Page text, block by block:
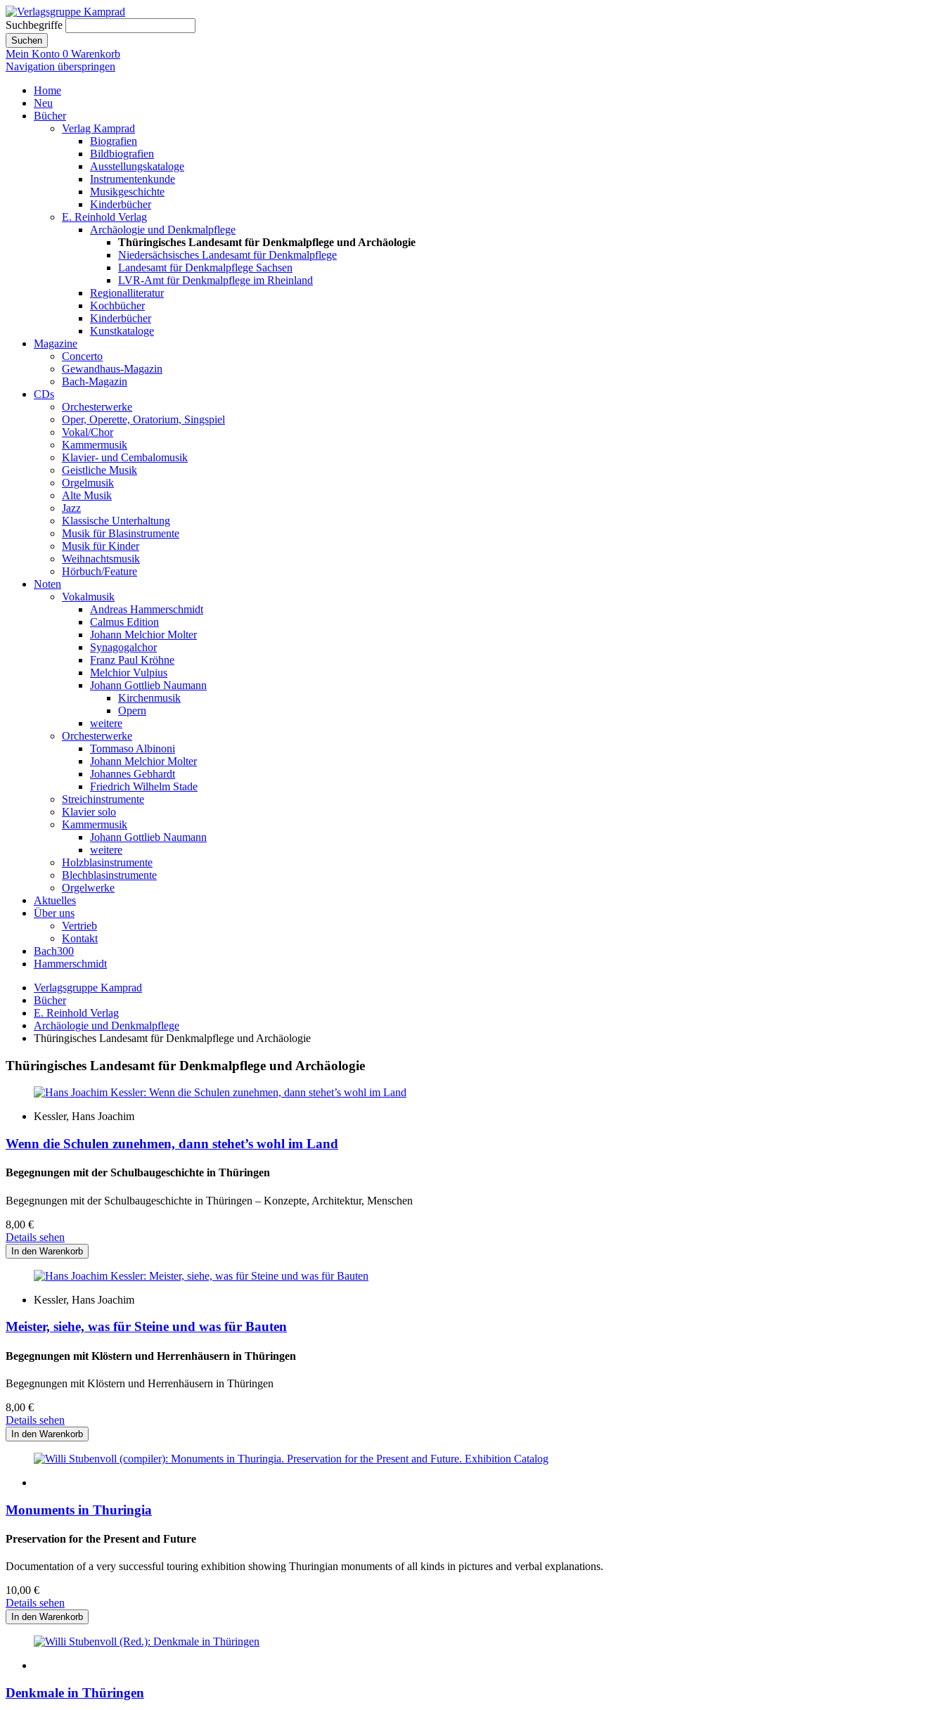
Suchbegriffe
Suchen
Mein Konto 0 Warenkorb
Navigation überspringen
Home
Neu
Bücher
Verlag Kamprad
Biografien
Bildbiografien
Ausstellungskataloge
Instrumentenkunde
Musikgeschichte
Kinderbücher
E. Reinhold Verlag
Archäologie und Denkmalpflege
Thüringisches Landesamt für Denkmalpflege und Archäologie
Niedersächsisches Landesamt für Denkmalpflege
Landesamt für Denkmalpflege Sachsen
LVR-Amt für Denkmalpflege im Rheinland
Regionalliteratur
Kochbücher
Kinderbücher
Kunstkataloge
Magazine
Concerto
Gewandhaus-Magazin
Bach-Magazin
CDs
Orchesterwerke
Oper, Operette, Oratorium, Singspiel
Vokal/Chor
Kammermusik
Klavier- und Cembalomusik
Geistliche Musik
Orgelmusik
Alte Musik
Jazz
Klassische Unterhaltung
Musik für Blasinstrumente
Musik für Kinder
Weihnachtsmusik
Hörbuch/Feature
Noten
Vokalmusik
Andreas Hammerschmidt
Calmus Edition
Johann Melchior Molter
Synagogalchor
Franz Paul Kröhne
Melchior Vulpius
Johann Gottlieb Naumann
Kirchenmusik
Opern
weitere
Orchesterwerke
Tommaso Albinoni
Johann Melchior Molter
Johannes Gebhardt
Friedrich Wilhelm Stade
Streichinstrumente
Klavier solo
Kammermusik
Johann Gottlieb Naumann
weitere
Holzblasinstrumente
Blechblasinstrumente
Orgelwerke
Aktuelles
Über uns
Vertrieb
Kontakt
Bach300
Hammerschmidt
Verlagsgruppe Kamprad
Bücher
E. Reinhold Verlag
Archäologie und Denkmalpflege
Thüringisches Landesamt für Denkmalpflege und Archäologie
Thüringisches Landesamt für Denkmalpflege und Archäologie
Kessler, Hans Joachim
Wenn die Schulen zunehmen, dann stehet’s wohl im Land
Begegnungen mit der Schulbaugeschichte in Thüringen
Begegnungen mit der Schulbaugeschichte in Thüringen – Konzepte, Architektur, Menschen
8,00 €
Details sehen
Kessler, Hans Joachim
Meister, siehe, was für Steine und was für Bauten
Begegnungen mit Klöstern und Herrenhäusern in Thüringen
Begegnungen mit Klöstern und Herrenhäusern in Thüringen
8,00 €
Details sehen
Monuments in Thuringia
Preservation for the Present and Future
Documentation of a very successful touring exhibition showing Thuringian monuments of all kinds in pictures and verbal explanations.
10,00 €
Details sehen
Denkmale in Thüringen